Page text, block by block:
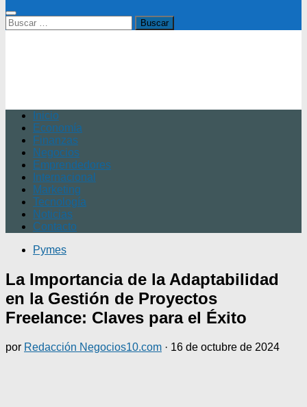
Buscar:
Inicio
Economía
Finanzas
Negocios
Emprendedores
Internacional
Marketing
Tecnología
Noticias
Contacto
Pymes
La Importancia de la Adaptabilidad
en la Gestión de Proyectos
Freelance: Claves para el Éxito
por Redacción Negocios10.com · 16 de octubre de 2024